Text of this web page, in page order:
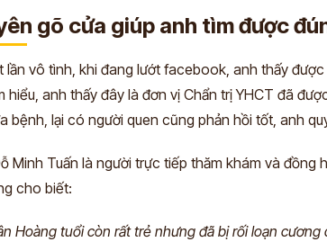
gõ cửa giúp anh tìm được
lần vô tình, khi đang lướt facebook, anh thấy
hiểu, anh thấy đây là đơn vị Chẩn trị YHCT đã
bệnh, lại có người quen cũng phản hồi tốt, anh
Minh Tuấn là người trực tiếp thăm khám và đồng
cho biết:
Hoàng tuổi còn rất trẻ nhưng đã bị rối loạn